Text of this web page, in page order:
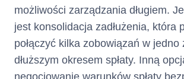
formie
odroczonej
płatności :*
możliwości zarządzania długiem.
jest konsolidacja zadłużenia, która
połączyć kilka zobowiązań w jedno
dłuższym okresem spłaty. Inną
negocjowanie warunków spłaty